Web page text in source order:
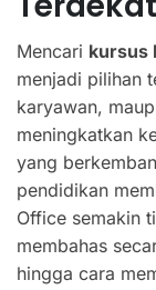
Mencari kursus
menjadi pilihan
karyawan,
meningkatkan
yang
pendidikan
Office semakin
membahas
hingga cara